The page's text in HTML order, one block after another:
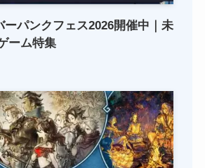
ーパンクフェス2026開催中｜未
ーム特集